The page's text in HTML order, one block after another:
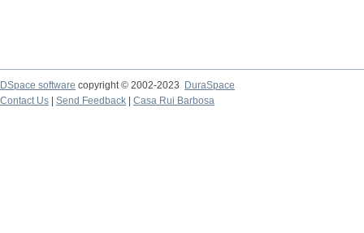
DSpace software copyright © 2002-2023
DuraSpace
Contact Us
Send Feedback Casa Rui Barbosa